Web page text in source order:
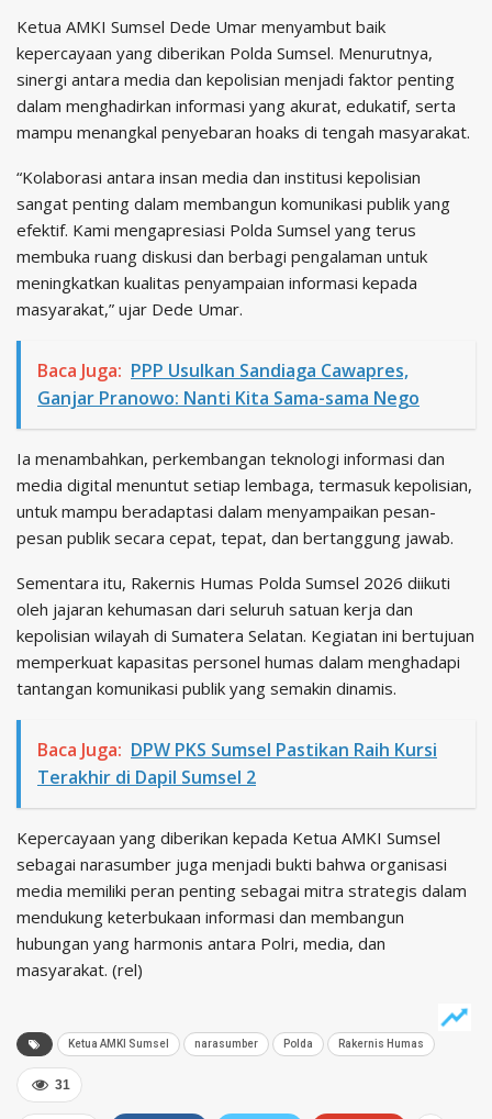
Ketua AMKI Sumsel Dede Umar menyambut baik
kepercayaan yang diberikan Polda Sumsel. Menurutnya,
sinergi antara media dan kepolisian menjadi faktor penting
dalam menghadirkan informasi yang akurat, edukatif, serta
mampu menangkal penyebaran hoaks di tengah masyarakat.
“Kolaborasi antara insan media dan institusi kepolisian
sangat penting dalam membangun komunikasi publik yang
efektif. Kami mengapresiasi Polda Sumsel yang terus
membuka ruang diskusi dan berbagi pengalaman untuk
meningkatkan kualitas penyampaian informasi kepada
masyarakat,” ujar Dede Umar.
Baca Juga: PPP Usulkan Sandiaga Cawapres,
Ganjar Pranowo: Nanti Kita Sama-sama Nego
Ia menambahkan, perkembangan teknologi informasi dan
media digital menuntut setiap lembaga, termasuk kepolisian,
untuk mampu beradaptasi dalam menyampaikan pesan-
pesan publik secara cepat, tepat, dan bertanggung jawab.
Sementara itu, Rakernis Humas Polda Sumsel 2026 diikuti
oleh jajaran kehumasan dari seluruh satuan kerja dan
kepolisian wilayah di Sumatera Selatan. Kegiatan ini bertujuan
memperkuat kapasitas personel humas dalam menghadapi
tantangan komunikasi publik yang semakin dinamis.
Baca Juga: DPW PKS Sumsel Pastikan Raih Kursi
Terakhir di Dapil Sumsel 2
Kepercayaan yang diberikan kepada Ketua AMKI Sumsel
sebagai narasumber juga menjadi bukti bahwa organisasi
media memiliki peran penting sebagai mitra strategis dalam
mendukung keterbukaan informasi dan membangun
hubungan yang harmonis antara Polri, media, dan
masyarakat. (rel)
Ketua AMKI Sumsel narasumber Polda Rakernis Humas
31